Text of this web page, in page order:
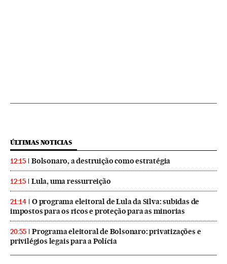
ÚLTIMAS NOTICIAS
12:15 Bolsonaro, a destruição como estratégia
12:15 Lula, uma ressurreição
21:14
O programa eleitoral de Lula da Silva: subidas de
impostos para os ricos e proteção para as minorias
20:55
Programa eleitoral de Bolsonaro: privatizações e
privilégios legais para a Polícia